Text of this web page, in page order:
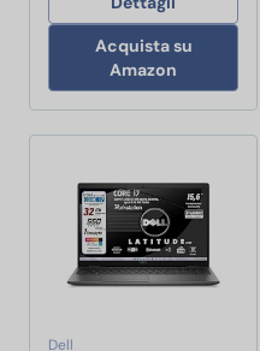
Acquista su
Amazon
Dell